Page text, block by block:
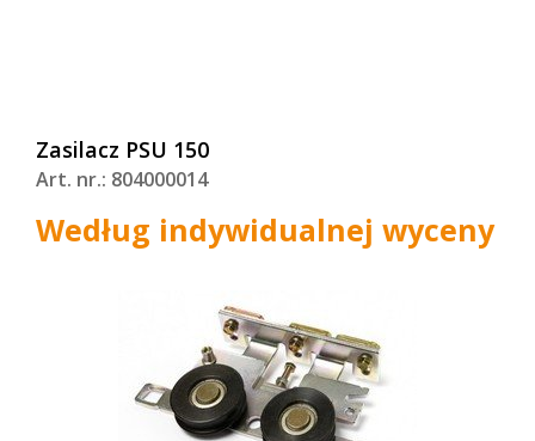
Zasilacz PSU 150
Art. nr.: 804000014
Według indywidualnej wyceny